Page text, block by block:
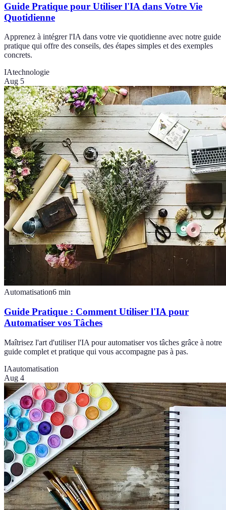
Guide Pratique pour Utiliser l'IA dans Votre Vie
Quotidienne
Apprenez à intégrer l'IA dans votre vie quotidienne avec notre guide
pratique qui offre des conseils, des étapes simples et des exemples
concrets.
IAtechnologie
Aug 5
Automatisation6 min
Guide Pratique : Comment Utiliser l'IA pour
Automatiser vos Tâches
Maîtrisez l'art d'utiliser l'IA pour automatiser vos tâches grâce à notre
guide complet et pratique qui vous accompagne pas à pas.
IAautomatisation
Aug 4